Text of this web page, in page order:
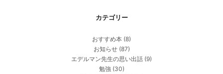
カテゴリー
おすすめ本 (8)
お知らせ(87)
エデルマン先生の思い出話 (9)
勉強 (30)